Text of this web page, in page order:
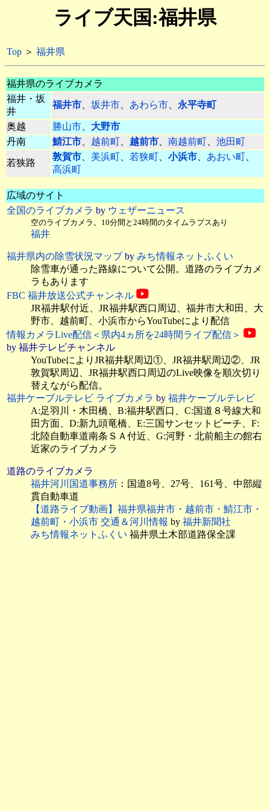
ライブ天国:福井県
Top ＞ 福井県
福井県のライブカメラ
福井・坂
井
福井市、 坂井市、 あわら市、 永平寺町
奥越 勝山市、 大野市
丹南
鯖江市、 越前町、 越前市、 南越前町、 池田町
若狭路
敦賀市、 美浜町、 若狭町、 小浜市、 あおい町、
高浜町
広域のサイト
全国のライブカメラ by ウェザーニュース
空のライブカメラ。10分間と24時間のタイムラプスあり
福井
福井県内の除雪状況マップby みち情報ネットふくい
除雪車が通った路線について公開。道路のライブカメ
ラもあります
FBC 福井放送公式チャンネル
JR福井駅付近、JR福井駅西口周辺、福井市大和田、大
野市、越前町、小浜市からYouTubeにより配信
情報カメラLive配信＜県内4ヵ所を24時間ライブ配信＞
by 福井テレビチャンネル
YouTubeによりJR福井駅周辺①、JR福井駅周辺②、JR
敦賀駅周辺、JR福井駅西口周辺のLive映像を順次切り
替えながら配信。
福井ケーブルテレビ ライブカメラ by 福井ケーブルテレビ
A:足羽川・木田橋、B:福井駅西口、C:国道８号線大和
田方面、D:新九頭竜橋、E:三国サンセットビーチ、F:
北陸自動車道南条ＳＡ付近、G:河野・北前船主の館右
近家のライブカメラ
道路のライブカメラ
福井河川国道事務所 ：国道8号、27号、161号、中部縦
貫自動車道
【道路ライブ動画】福井県福井市・越前市・鯖江市・
越前町・小浜市 交通＆河川情報 by 福井新聞社
みち情報ネットふくい 福井県土木部道路保全課